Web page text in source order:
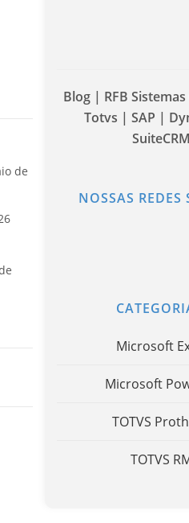
de
Blog | RFB
Totvs | SAP |
SuiteCRM
NOSSAS REDES
Microsoft
Microsoft
TOTVS
TOTVS